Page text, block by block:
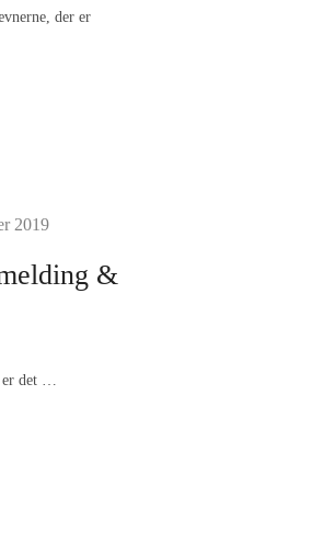
der er
2019
&
er det …